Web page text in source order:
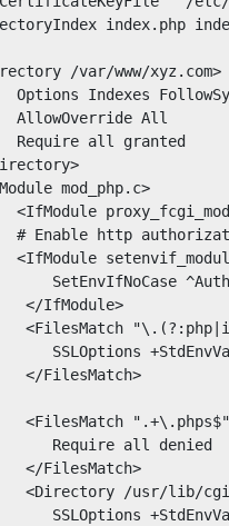
index.php
/var/www/xyz.com>
Options Indexes
AllowOverride All
Require all granted
mod_php.c>
<IfModule
# Enable http
<IfModule
SetEnvIfNoCase
</IfModule>
<FilesMatch
SSLOptions
<FilesMatch
Require all denied
</FilesMatch>
<Directory /usr/lib/